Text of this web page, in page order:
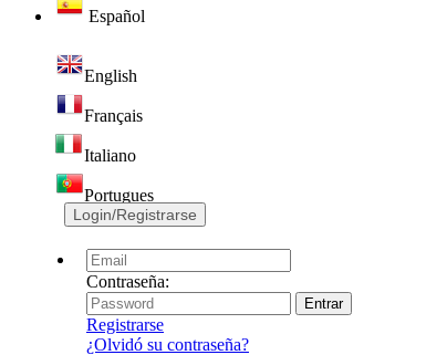
Español
English
Français
Italiano
Portugues
Login/Registrarse
Contraseña:
Registrarse
¿Olvidó su contraseña?